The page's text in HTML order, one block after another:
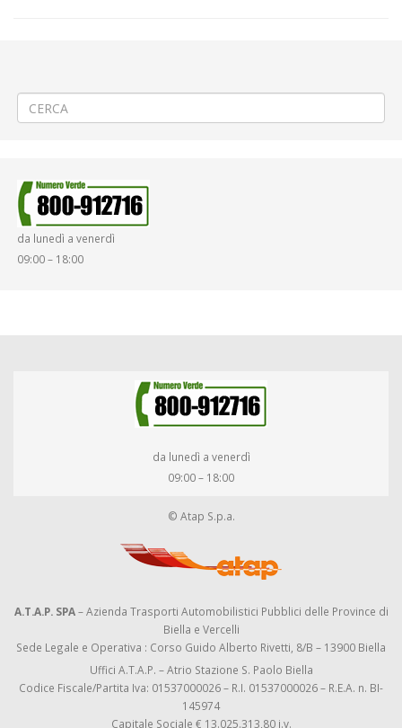
da lunedì a venerdì
09:00 – 18:00
da lunedì a venerdì
09:00 – 18:00
© Atap S.p.a.
A.T.A.P. SPA– Azienda Trasporti Automobilistici Pubblici delle Province di
Biella e Vercelli
Sede Legale e Operativa : Corso Guido Alberto Rivetti, 8/B – 13900 Biella
Uffici A.T.A.P. – Atrio Stazione S. Paolo Biella
Codice Fiscale/Partita Iva: 01537000026 – R.I. 01537000026 – R.E.A. n. BI-
145974
Capitale Sociale € 13.025.313,80 i.v.